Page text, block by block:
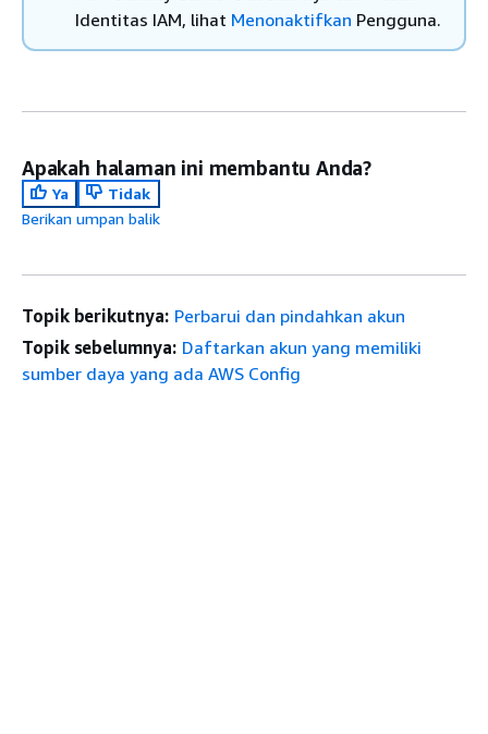
Identitas IAM, lihat Menonaktifkan Pengguna.
Apakah halaman ini membantu Anda?
Ya
Tidak
Berikan umpan balik
Topik berikutnya: Perbarui dan pindahkan akun
Topik sebelumnya: Daftarkan akun yang memiliki
sumber daya yang ada AWS Config